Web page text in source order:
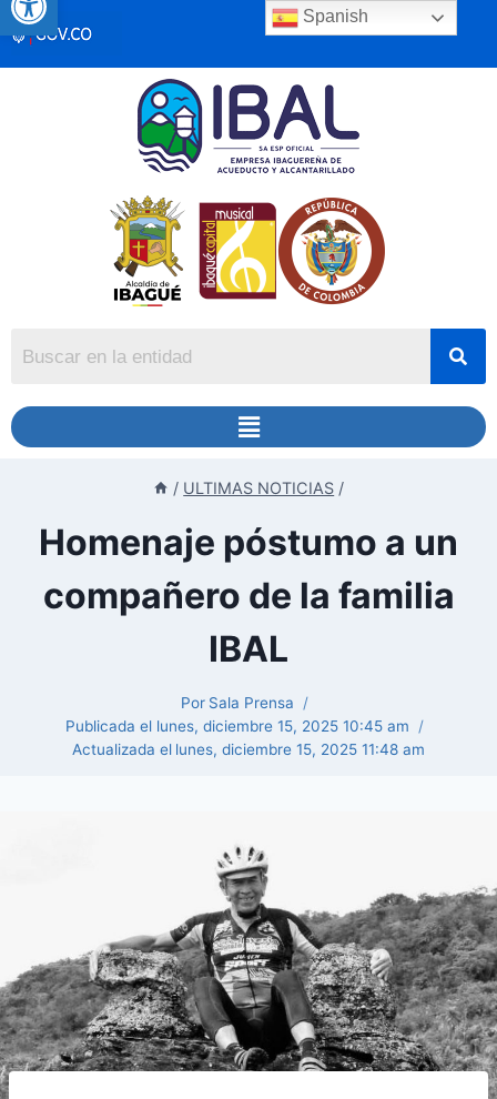
/ ULTIMAS NOTICIAS /
Homenaje póstumo a un
compañero de la familia
IBAL
Por Sala Prensa
Publicada el lunes, diciembre 15, 2025 10:45 am
Actualizada el lunes, diciembre 15, 2025 11:48 am
Spanish